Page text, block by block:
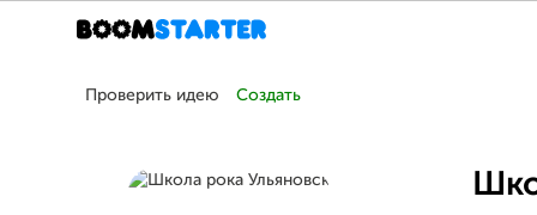
Проверить идею Создать